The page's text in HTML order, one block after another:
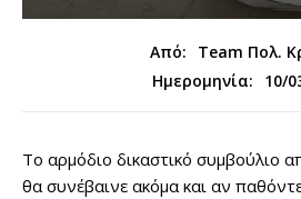
Από:
Team Πολ.
Ημερομηνία:
10/
Το αρμόδιο δικαστικό συμβούλιο
θα συνέβαινε ακόμα και αν